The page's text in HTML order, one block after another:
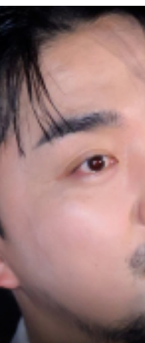
밝힌 기업임에도 불구
용 공고에 따르면, 해당
자와 다름없는 역량을
하는 콘텐츠로 큰 공감
에 강한 의문을 제기했습
가 있게 작성된 것 같다"
한 비판은 당분간 지속될